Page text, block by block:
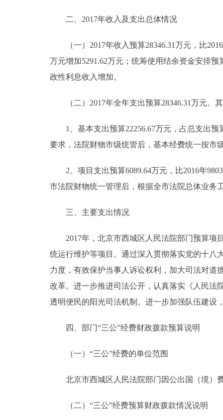
二、2017年收入及支出总体情况
（一）2017年收入预算28346.31万元，比2016
万元增加5291.62万元；统筹使用结余资金安排
政性利息收入增加。
（二）2017年全年支出预算28346.31万元。
1、基本支出预算22256.67万元，占总支出预算
要求，法院财物市级统管后，基本经费统一按市
2、项目支出预算6089.64万元，比2016年
市法院财物统一管理后，根据全市法院总体业务
三、主要支出情况
2017年，北京市西城区人民法院部门预算项
统运行维护等项目。通过深入贯彻落实党的十八
力度，有效保护当事人诉讼权利，加大司法对道
改革。进一步推进司法公开，认真落实《人民法
透明便民的阳光司法机制。进一步加强队伍建设
四、部门“三公”经费财政拨款预算说明
（一）“三公”经费的单位范围
北京市西城区人民法院部门因公出国（境）
（二）“三公”经费预算财政拨款情况说明